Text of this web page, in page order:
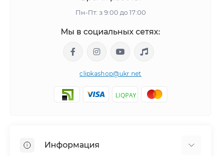
Пн-Пт: з 9:00 до 17:00
Мы в социальных сетях:
clipkashop@ukr.net
Информация